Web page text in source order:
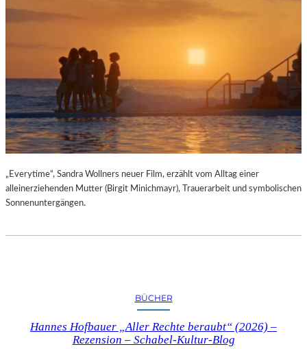
„Everytime“, Sandra Wollners neuer Film, erzählt vom Alltag einer
alleinerziehenden Mutter (Birgit Minichmayr), Trauerarbeit und symbolischen
Sonnenuntergängen.
BÜCHER
Hannes Hofbauer „Aller Rechte beraubt“ (2026) –
Rezension – Schabel-Kultur-Blog